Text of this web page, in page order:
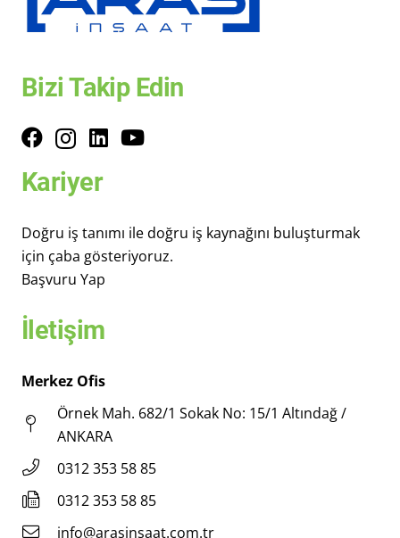
Bizi Takip Edin
Kariyer
Doğru iş tanımı ile doğru iş kaynağını buluşturmak
için çaba gösteriyoruz.
Başvuru Yap
İletişim
Merkez Ofis
Örnek Mah. 682/1 Sokak No: 15/1 Altındağ /
ANKARA
0312 353 58 85
0312 353 58 85
info@arasinsaat.com.tr